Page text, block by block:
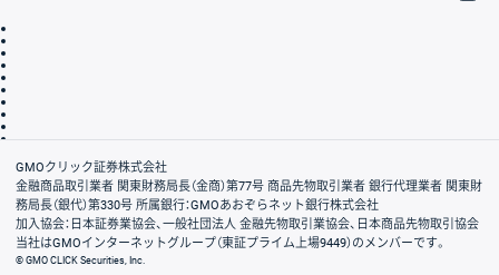
会社案内
GMOクリック証券株式会社
金融商品取引業者 関東財務局長（金商）第77号 商品先物取引業者 銀行代理業者 関東財
務局長（銀代）第330号 所属銀行：GMOあおぞらネット銀行株式会社
加入協会：日本証券業協会、一般社団法人 金融先物取引業協会、日本商品先物取引協会
当社はGMOインターネットグループ（東証プライム上場9449）のメンバーです。
© GMO CLICK Securities, Inc.